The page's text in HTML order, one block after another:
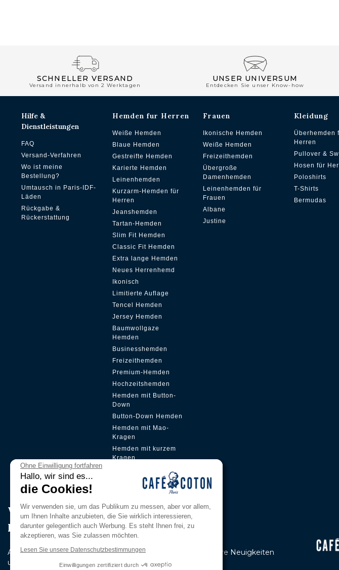
SCHNELLER VERSAND
Versand innerhalb von 2 Werktagen
UNSER UNIVERSUM
Entdecken Sie unser Know-how
Hilfe &
Dienstleistungen
FAQ
Versand-Verfahren
Wo ist meine
Bestellung?
Umtausch in Paris-IDF-
Läden
Rückgabe &
Rückerstattung
Hemden fur Herren
Weiße Hemden
Blaue Hemden
Gestreifte Hemden
Karierte Hemden
Leinenhemden
Kurzarm-Hemden für
Herren
Jeanshemden
Tartan-Hemden
Slim Fit Hemden
Classic Fit Hemden
Extra lange Hemden
Neues Herrenhemd
Ikonisch
Limitierte Auflage
Tencel Hemden
Jersey Hemden
Baumwollgaze
Hemden
Businesshemden
Freizeithemden
Premium-Hemden
Hochzeitshemden
Hemden mit Button-
Down
Button-Down Hemden
Hemden mit Mao-
Kragen
Hemden mit kurzem
Kragen
Frauen
Ikonische Hemden
Weiße Hemden
Freizeithemden
Übergroße
Damenhemden
Leinenhemden für
Frauen
Albane
Justine
Kleidung
Überhemden
Herren
Pullover &
Hosen für
Poloshirts
T-Shirts
Bermudas
Werden Sie Mitglied in unserem
Pri̇vi̇lege Club
Abonnieren Sie unseren Newsletter, um als Erster über unsere Neuigkeiten
und exklusiven Angebote informiert zu werden.
Ohne Einwilligung fortfahren
Hallo, wir sind es...
die Cookies!
Wir verwenden sie, um das Publikum zu messen, aber vor allem,
um Ihnen Inhalte anzubieten, die Sie wirklich interessieren,
darunter gelegentlich auch Werbung. Es steht Ihnen frei, zu
akzeptieren, was Sie zulassen möchten.
Lesen Sie unsere Datenschutzbestimmungen
Einwilligungen zertifiziert durch